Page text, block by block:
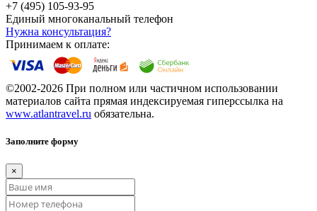
+7 (495) 105-93-95
Единый многоканальный телефон
Нужна консультация?
Принимаем к оплате:
©2002-2026 При полном или частичном использовании
материалов сайта прямая индексируемая гиперссылка на
www.atlantravel.ru обязательна.
Заполните форму
×